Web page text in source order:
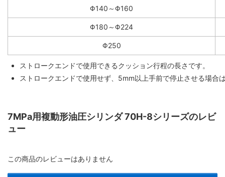
Φ140～Φ160
Φ180～Φ224
Φ250
ストロークエンドで使用できるクッション行程の長さです。
ストロークエンドで使用せず、5mm以上手前で停止させる場合
7MPa用複動形油圧シリンダ 70H-8シリーズのレビ
ュー
この商品のレビューはありません